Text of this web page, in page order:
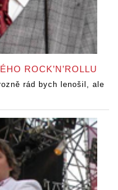
ROCK’N’ROLLU
rád bych lenošil, ale